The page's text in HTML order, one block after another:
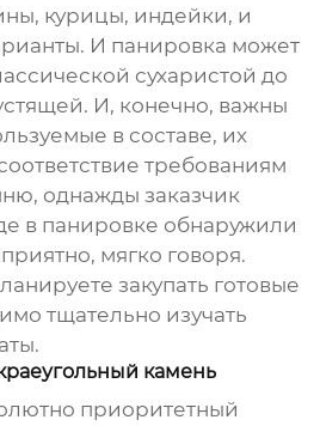
курицы, индейки, и
И панировка может
сухаристой до
И, конечно, важны
в составе, их
требованиям
однажды заказчик
в панировке обнаружили
мягко говоря.
закупать готовые
тщательно изучать
камень
приоритетный